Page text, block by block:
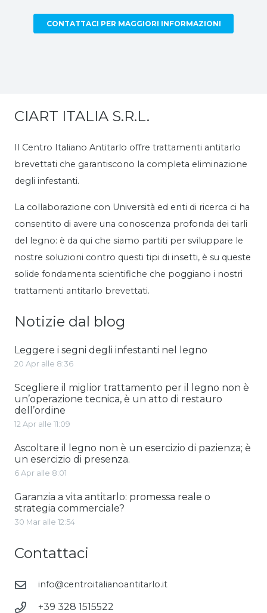
CONTATTACI PER MAGGIORI INFORMAZIONI
CIART ITALIA S.R.L.
Il Centro Italiano Antitarlo offre trattamenti antitarlo
brevettati che garantiscono la completa eliminazione
degli infestanti.
La collaborazione con Università ed enti di ricerca ci ha
consentito di avere una conoscenza profonda dei tarli
del legno: è da qui che siamo partiti per sviluppare le
nostre soluzioni contro questi tipi di insetti, è su queste
solide fondamenta scientifiche che poggiano i nostri
trattamenti antitarlo brevettati.
Notizie dal blog
Leggere i segni degli infestanti nel legno
20 Apr alle 8:36
Scegliere il miglior trattamento per il legno non è
un’operazione tecnica, è un atto di restauro
dell’ordine
12 Apr alle 11:09
Ascoltare il legno non è un esercizio di pazienza; è
un esercizio di presenza.
6 Apr alle 8:01
Garanzia a vita antitarlo: promessa reale o
strategia commerciale?
30 Mar alle 12:54
Contattaci
info@centroitalianoantitarlo.it
+39 328 1515522